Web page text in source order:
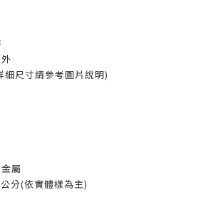
細尺寸請參考圖片說明)
屬
分(依實體樣為主)